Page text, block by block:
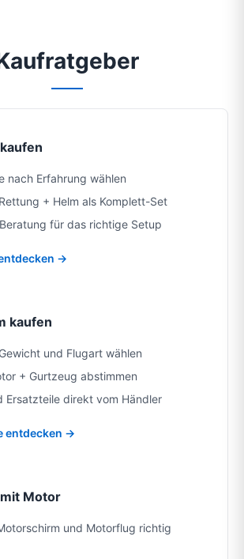
nach Erfahrung wählen
+ Helm als Komplett-Set
für das richtige Setup
→
kaufen
und Flugart wählen
+ Gurtzeug abstimmen
Ersatzteile direkt vom Händler
entdecken →
Motor
und Motorflug richtig